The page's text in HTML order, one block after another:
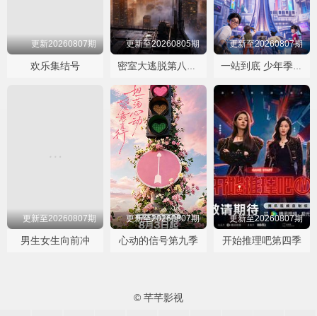
更新20260807期
欢乐集结号
更新至20260805期
密室大逃脱第八季大神版
更新至20260807期
一站到底 少年季第二季
更新至20260807期
男生女生向前冲
更新至20260807期
心动的信号第九季
更新至20260807期
开始推理吧第四季
© 芊芊影视